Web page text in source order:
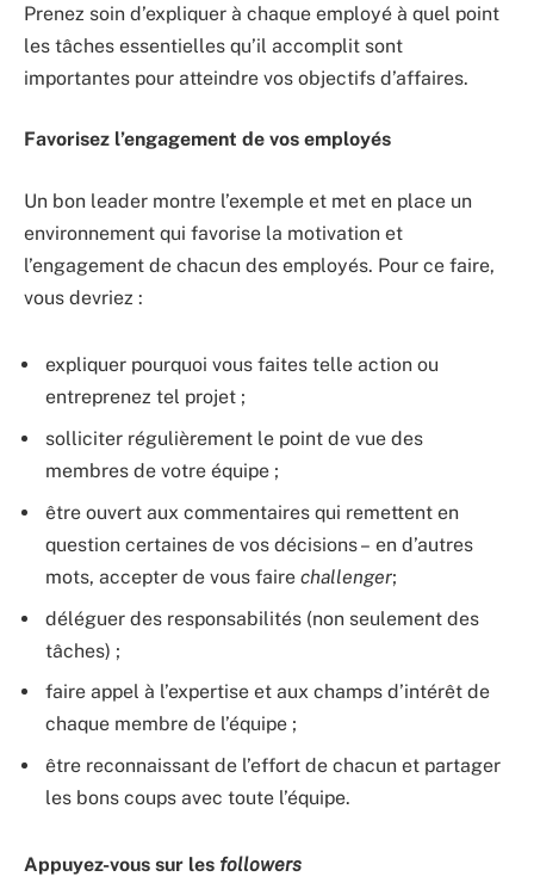
Prenez soin d’expliquer à chaque employé à quel point
les tâches essentielles qu’il accomplit sont
importantes pour atteindre vos objectifs d’affaires.
Favorisez l’engagement de vos employés
Un bon leader montre l’exemple et met en place un
environnement qui favorise la motivation et
l’engagement de chacun des employés. Pour ce faire,
vous devriez :
expliquer pourquoi vous faites telle action ou
entreprenez tel projet ;
solliciter régulièrement le point de vue des
membres de votre équipe ;
être ouvert aux commentaires qui remettent en
question certaines de vos décisions – en d’autres
mots, accepter de vous faire challenger;
déléguer des responsabilités (non seulement des
tâches) ;
faire appel à l’expertise et aux champs d’intérêt de
chaque membre de l’équipe ;
être reconnaissant de l’effort de chacun et partager
les bons coups avec toute l’équipe.
Appuyez-vous sur les followers